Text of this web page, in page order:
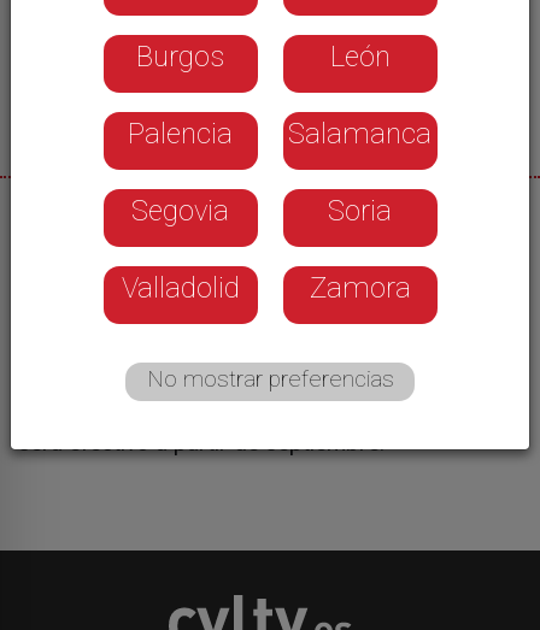
25/07/2025
El Ayuntamiento llevará a cabo una
reorganización del tráfico que afectará a las
calles Felipe II, San Blas, la Plaza de San Miguel y
la calle del León. El objetivo: hacer más seguro el
entorno del colegio Santa Teresa de Jesús.
será efectivo a partir de septiembre.
Burgos León
Palencia Salamanca
Segovia Soria
Valladolid Zamora
No mostrar preferencias